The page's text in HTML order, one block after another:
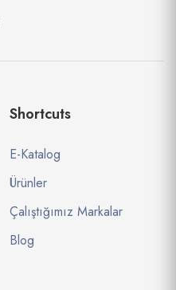
Shortcuts
E-Katalog
Ürünler
Çalıştığımız Markalar
Blog